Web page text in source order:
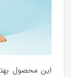
این محصول